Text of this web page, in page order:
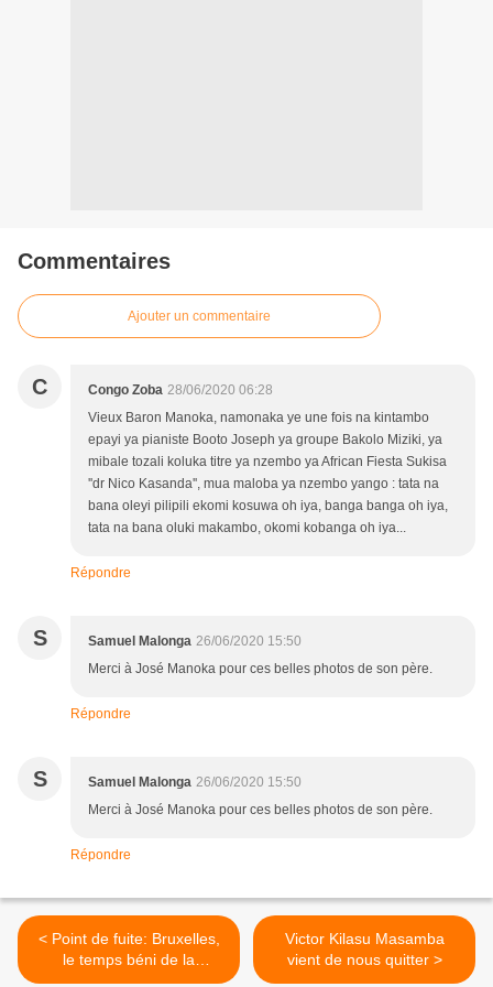
Commentaires
Ajouter un commentaire
C Congo Zoba 28/06/2020 06:28
Vieux Baron Manoka, namonaka ye une fois na kintambo
epayi ya pianiste Booto Joseph ya groupe Bakolo Miziki, ya
mibale tozali koluka titre ya nzembo ya African Fiesta Sukisa
''dr Nico Kasanda'', mua maloba ya nzembo yango : tata na
bana oleyi pilipili ekomi kosuwa oh iya, banga banga oh iya,
tata na bana oluki makambo, okomi kobanga oh iya...
Répondre
S Samuel Malonga 26/06/2020 15:50
Merci à José Manoka pour ces belles photos de son père.
Répondre
S Samuel Malonga 26/06/2020 15:50
Merci à José Manoka pour ces belles photos de son père.
Répondre
< Point de fuite: Bruxelles,
le temps béni de la
décolonisation
Victor Kilasu Masamba
vient de nous quitter >